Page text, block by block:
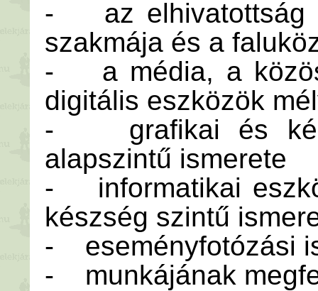
- az elhivatottság
szakmája és a
- a média, a
digitális eszközök
- grafikai és
alapszintű ismerete
- informatikai
készség szintű
- eseményfotózási
- munkájának